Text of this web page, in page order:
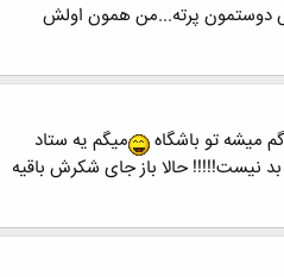
دوستمون پرته...من همون اولش
میشه تو باشگاه
میگم یه ستاد
چیزی بزارن بد نیست!!!!! حالا باز جای شکرش باقیه